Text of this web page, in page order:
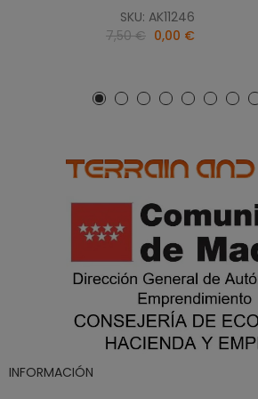
SKU: AK11246
7,50 € 0,00 €
INFORMACIÓN